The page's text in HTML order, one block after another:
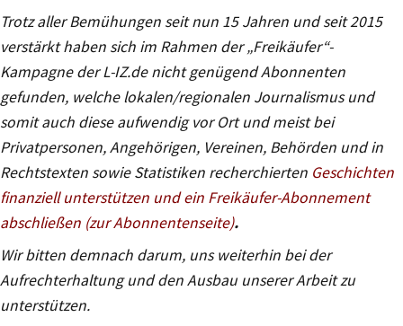
Trotz aller Bemühungen seit nun 15 Jahren und seit 2015
verstärkt haben sich im Rahmen der „Freikäufer“-
Kampagne der L-IZ.de nicht genügend Abonnenten
gefunden, welche lokalen/regionalen Journalismus und
somit auch diese aufwendig vor Ort und meist bei
Privatpersonen, Angehörigen, Vereinen, Behörden und in
Rechtstexten sowie Statistiken recherchierten Geschichten
finanziell unterstützen und ein Freikäufer-Abonnement
abschließen (zur Abonnentenseite).
Wir bitten demnach darum, uns weiterhin bei der
Aufrechterhaltung und den Ausbau unserer Arbeit zu
unterstützen.